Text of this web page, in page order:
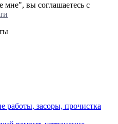
вы соглашаетесь с
работы, засоры, прочистка